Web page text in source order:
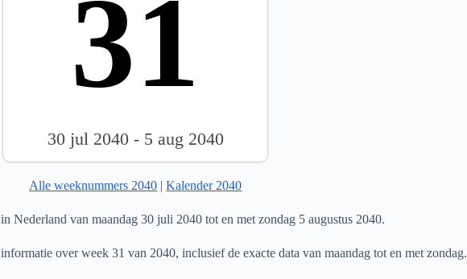
31
30 jul 2040 - 5 aug 2040
Alle weeknummers 2040 |Kalender 2040
Nederland van maandag 30 juli 2040 tot en met zondag 5 augustus 2040.
over week 31 van 2040, inclusief de exacte data van maandag tot en met zondag.